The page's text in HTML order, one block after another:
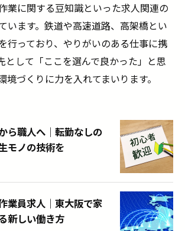
業に関する豆知識といった求人関連の
います。鉄道や高速道路、高架橋とい
行っており、やりがいのある仕事に携
として「ここを選んで良かった」と思
境づくりに力を入れてまいります。
ら職人へ｜転勤なしの
モノの技術を
業員求人｜東大阪で家
新しい働き方